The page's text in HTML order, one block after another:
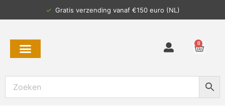
✓ Gratis verzending vanaf €150 euro (NL)
0